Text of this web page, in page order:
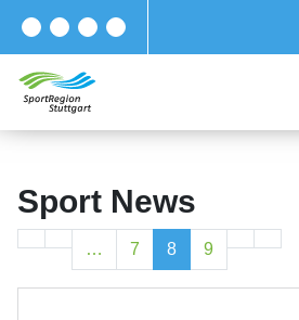
Sport News
… 7 8 9